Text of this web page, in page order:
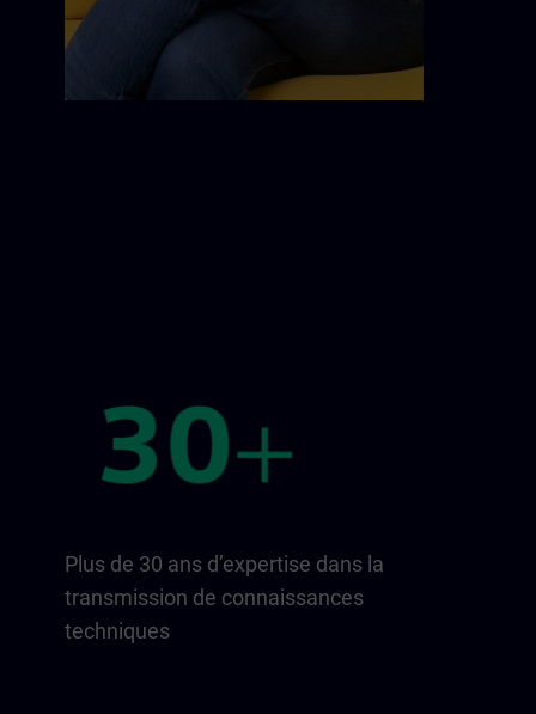
Plus de 30 ans d’expertise dans la
transmission de connaissances
techniques